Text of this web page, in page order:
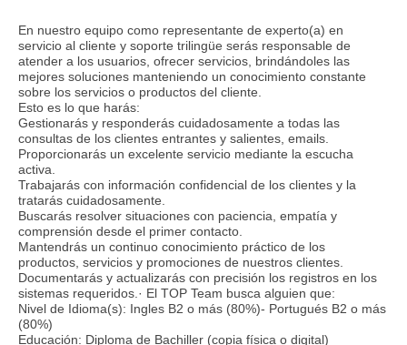
En nuestro equipo como representante de experto(a) en
servicio al cliente y soporte trilingüe serás responsable de
atender a los usuarios, ofrecer servicios, brindándoles las
mejores soluciones manteniendo un conocimiento constante
sobre los servicios o productos del cliente.
Esto es lo que harás:
Gestionarás y responderás cuidadosamente a todas las
consultas de los clientes entrantes y salientes, emails.
Proporcionarás un excelente servicio mediante la escucha
activa.
Trabajarás con información confidencial de los clientes y la
tratarás cuidadosamente.
Buscarás resolver situaciones con paciencia, empatía y
comprensión desde el primer contacto.
Mantendrás un continuo conocimiento práctico de los
productos, servicios y promociones de nuestros clientes.
Documentarás y actualizarás con precisión los registros en los
sistemas requeridos.· El TOP Team busca alguien que:
Nivel de Idioma(s): Ingles B2 o más (80%)- Portugués B2 o más
(80%)
Educación: Diploma de Bachiller (copia física o digital)